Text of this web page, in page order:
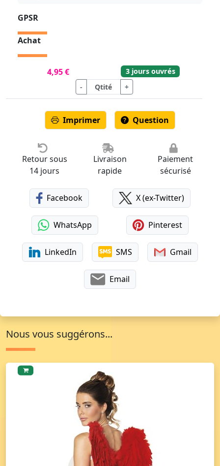
GPSR
Achat
4,95 €
3 jours ouvrés
-
+
Imprimer Question
Retour sous
14 jours
Livraison
rapide
Paiement
sécurisé
Facebook X (ex-Twitter)
WhatsApp Pinterest
LinkedIn SMS Gmail
Email
Nous vous suggérons...